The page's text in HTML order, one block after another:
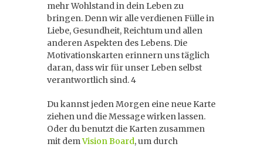
mehr Wohlstand in dein Leben zu
bringen. Denn wir alle verdienen Fülle in
Liebe, Gesundheit, Reichtum und allen
anderen Aspekten des Lebens. Die
Motivationskarten erinnern uns täglich
daran, dass wir für unser Leben selbst
verantwortlich sind. 4
Du kannst jeden Morgen eine neue Karte
ziehen und die Message wirken lassen.
Oder du benutzt die Karten zusammen
mit demVision Board, um durch